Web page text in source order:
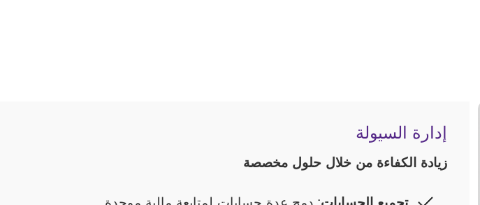
إدارة السيولة
زيادة الكفاءة من خلال حلول مخصصة